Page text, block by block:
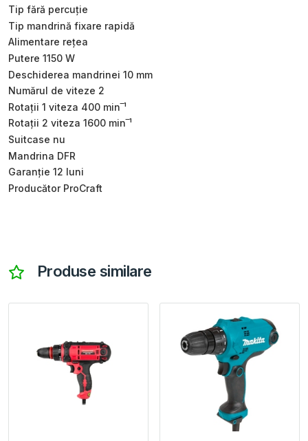
Tip fără percuție
Tip mandrină fixare rapidă
Alimentare rețea
Putere 1150 W
Deschiderea mandrinei 10 mm
Numărul de viteze 2
Rotații 1 viteza 400 min‾¹
Rotații 2 viteza 1600 min‾¹
Suitcase nu
Mandrina DFR
Garanție 12 luni
Producător ProCraft
Produse similare